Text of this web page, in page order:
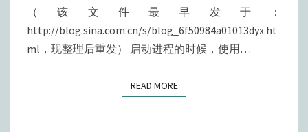
改
EIP
进
DLL
（该文件最早发于：
http://blog.sina.com.cn/s/blog_6f50984a01013dyx.ht
ml，现整理后重发） 启动进程的时候，使用…
READ MOREREAD MORE